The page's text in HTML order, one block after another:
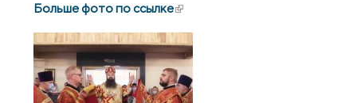
Больше фото по ссылке(внешняя ссылка)